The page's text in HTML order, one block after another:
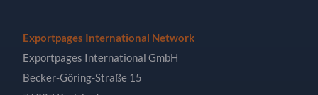
Exportpages International Network
Exportpages International GmbH
Becker-Göring-Straße 15